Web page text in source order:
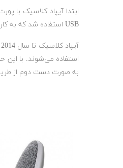
USB استفاده شد که به کاربران اجازه می‌داد تا با کامپیوترهای ویندوز نیز سازگار باشند.
استفاده می‌شوند. با این
به صورت دست دوم از